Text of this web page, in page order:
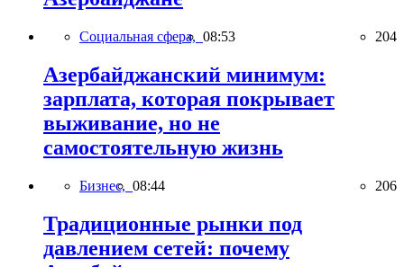
Социальная сфера, 08:53 204
Азербайджанский минимум:
зарплата, которая покрывает
выживание, но не
самостоятельную жизнь
Бизнес, 08:44 206
Традиционные рынки под
давлением сетей: почему